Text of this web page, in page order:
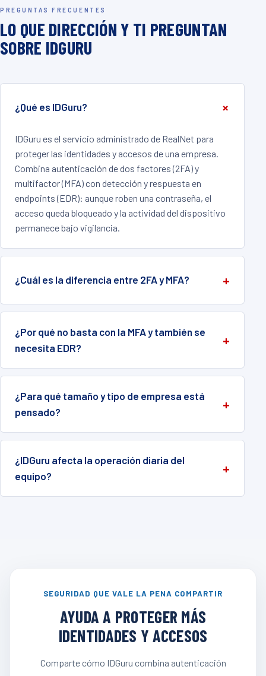
PREGUNTAS FRECUENTES
LO QUE DIRECCIÓN Y TI PREGUNTAN
SOBRE IDGURU
¿Qué es IDGuru?
IDGuru es el servicio administrado de RealNet para
proteger las identidades y accesos de una empresa.
Combina autenticación de dos factores (2FA) y
multifactor (MFA) con detección y respuesta en
endpoints (EDR): aunque roben una contraseña, el
acceso queda bloqueado y la actividad del dispositivo
permanece bajo vigilancia.
¿Cuál es la diferencia entre 2FA y MFA?
¿Por qué no basta con la MFA y también se
necesita EDR?
¿Para qué tamaño y tipo de empresa está
pensado?
¿IDGuru afecta la operación diaria del
equipo?
SEGURIDAD QUE VALE LA PENA COMPARTIR
AYUDA A PROTEGER MÁS
IDENTIDADES Y ACCESOS
Comparte cómo IDGuru combina autenticación